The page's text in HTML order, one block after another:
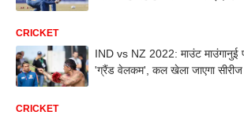
CRICKET
IND vs NZ 2022: माउंट माउंगानुई
'ग्रैंड वेलकम', कल खेला जाएगा सीरीज
CRICKET